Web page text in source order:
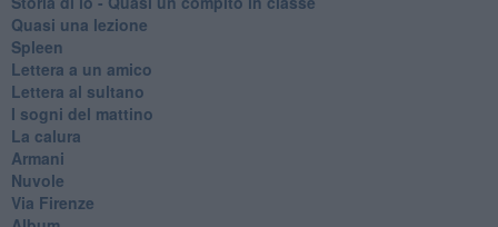
Quasi una lezione
Spleen
Lettera a un amico
Lettera al sultano
I sogni del mattino
La calura
Armani
Nuvole
Via Firenze